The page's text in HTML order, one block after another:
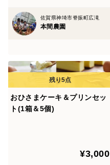
佐賀県神埼市脊振町広滝
本間農園
おひさまケーキ＆プリンセッ
ト(1箱＆5個)
¥3,000